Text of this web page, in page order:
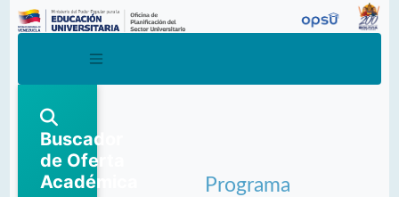
Buscador
de Oferta
Académica
Programa